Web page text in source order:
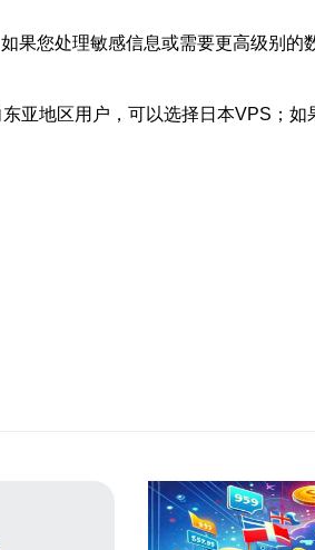
果您处理敏感信息或需要更高级别的
亚地区用户，可以选择日本VPS；